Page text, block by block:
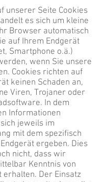
unserer Seite Cookies
es sich um kleine
Browser automatisch
auf Ihrem Endgerät
Smartphone o.ä.)
wenn Sie unsere
Cookies richten auf
keinen Schaden an,
Viren, Trojaner oder
In dem
Informationen
jeweils im
mit dem spezifisch
ergeben. Dies
nicht, dass wir
Kenntnis von
erhalten. Der Einsatz